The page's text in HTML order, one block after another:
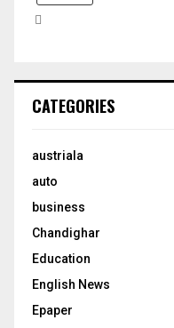
CATEGORIES
austriala
auto
business
Chandighar
Education
English News
Epaper